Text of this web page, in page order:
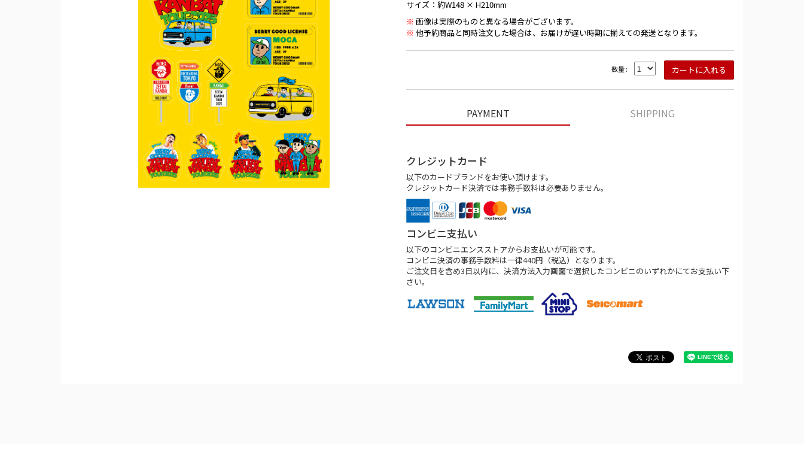
サイズ：約W148 × H210mm
※ 画像は実際のものと異なる場合がございます。
※ 他予約商品と同時注文した場合は、お届けが遅い時期に揃えての発送となります。
数量 :
PAYMENT SHIPPING
クレジットカード
以下のカードブランドをお使い頂けます。
クレジットカード決済では事務手数料は必要ありません。
コンビニ支払い
以下のコンビニエンスストアからお支払いが可能です。
コンビニ決済の事務手数料は一律440円（税込）となります。
ご注文日を含め3日以内に、決済方法入力画面で選択したコンビニのいずれかにてお支払い下
さい。